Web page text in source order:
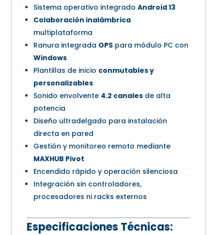
Sistema operativo integradoAndroid 13
Colaboración inalámbrica
multiplataforma
Ranura integrada OPS para módulo PC con
Windows
Plantillas de inicio conmutables y
personalizables
Sonido envolvente 4.2 canales de alta
potencia
Diseño ultradelgado para instalación
directa en pared
Gestión y monitoreo remoto mediante
MAXHUB Pivot
Encendido rápido y operación silenciosa
Integración sin controladores,
procesadores ni racks externos
Especificaciones Técnicas: